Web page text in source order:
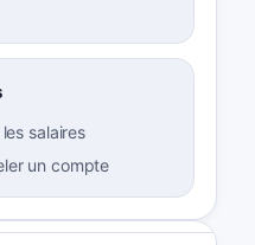
salaires
un compte